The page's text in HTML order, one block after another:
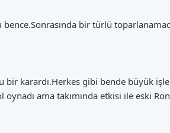
bir türlü
bir karardı.Herkes gibi bende büyük
ama takımında etkisi ile eski